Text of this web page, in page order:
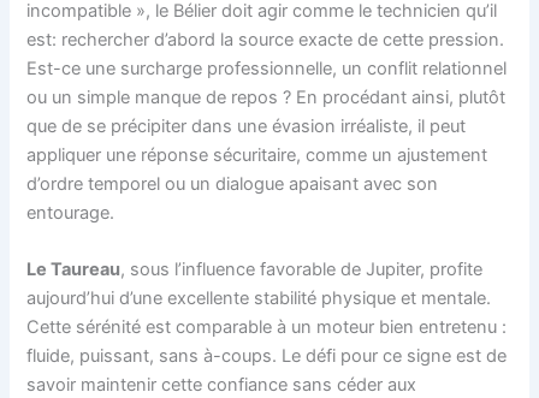
incompatible », le Bélier doit agir comme le technicien qu’il
est: rechercher d’abord la source exacte de cette pression.
Est-ce une surcharge professionnelle, un conflit relationnel
ou un simple manque de repos ? En procédant ainsi, plutôt
que de se précipiter dans une évasion irréaliste, il peut
appliquer une réponse sécuritaire, comme un ajustement
d’ordre temporel ou un dialogue apaisant avec son
entourage.
Le Taureau, sous l’influence favorable de Jupiter, profite
aujourd’hui d’une excellente stabilité physique et mentale.
Cette sérénité est comparable à un moteur bien entretenu :
fluide, puissant, sans à-coups. Le défi pour ce signe est de
savoir maintenir cette confiance sans céder aux